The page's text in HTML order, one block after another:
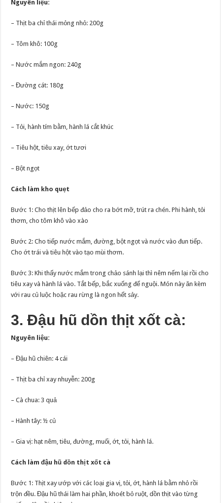
Nguyên liệu:
– Thịt ba chỉ thái mỏng nhỏ: 200g
– Tôm khô: 100g
– Nước mắm ngon: 240g
– Đường cát: 180g
– Nước: 150g
– Tỏi, hành tím bằm, hành lá cắt khúc
– Tiêu hột, tiêu xay, ớt tươi
– Bột ngọt
Cách làm kho quẹt
Bước 1: Cho thịt lên bếp đảo cho ra bớt mỡ, trút ra chén. Phi hành, tỏi
thơm, cho tôm khô vào xào
Bước 2: Cho tiếp nước mắm, đường, bột ngọt và nước vào đun tiếp.
Cho ớt trái và tiêu hột vào tạo mùi thơm.
Bước 3: Khi thấy nước mắm trong chảo sánh lại thì nêm nếm lại rồi cho
tiêu xay và hành lá vào. Tắt bếp, bắc xuống để nguội. Món này ăn kèm
với rau củ luộc hoặc rau rừng là ngon hết sảy.
3. Đậu hũ dồn thịt xốt cà:
Nguyên liệu:
– Đậu hũ chiên: 4 cái
– Thịt ba chỉ xay nhuyễn: 200g
– Cà chua: 3 quả
– Hành tây: ½ củ
– Gia vị: hạt nêm, tiêu, đường, muối, ớt, tỏi, hành lá.
Cách làm đậu hũ dồn thịt xốt cà
Bước 1: Thịt xay ướp với các loại gia vị, tỏi, ớt, hành lá bằm nhỏ rồi
trộn đều. Đậu hũ thái làm hai phần, khoét bỏ ruột, dồn thịt vào từng